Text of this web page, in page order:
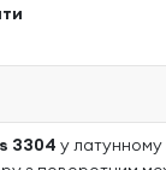
3304 у латунному